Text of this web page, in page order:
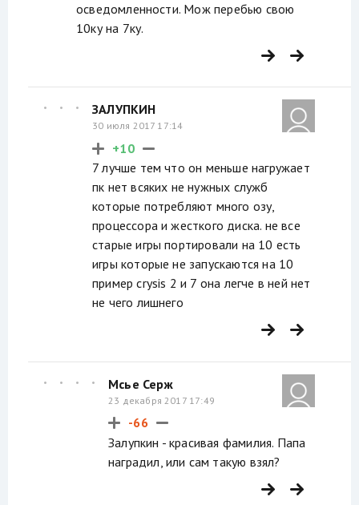
осведомленности. Мож перебью свою
10ку на 7ку.
ЗАЛУПКИН
30 июля 2017 17:14
+10
7 лучше тем что он меньше нагружает
пк нет всяких не нужных служб
которые потребляют много озу,
процессора и жесткого диска. не все
старые игры портировали на 10 есть
игры которые не запускаются на 10
пример crysis 2 и 7 она легче в ней нет
не чего лишнего
Мсье Серж
23 декабря 2017 17:49
-66
Залупкин - красивая фамилия. Папа
наградил, или сам такую взял?